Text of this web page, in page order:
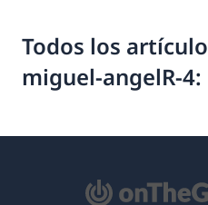
Todos los
miguel-angelR-4: